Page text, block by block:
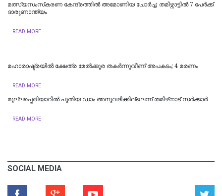
മത്സ്യസംസ്‌കരണ കേന്ദ്രത്തിൽ അമോണിയ ചോർച്ച; തമിഴ്നാട്ടിൽ 7 പേർക്ക്
ദാരുണാന്ത്യം ‌‌
READ MORE
മഹാരാഷ്ട്രയിൽ ക്ഷേത്ര മേൽക്കൂര തകർന്നുവീണ് അപകടം; 4 മരണം
READ MORE
മുല്ലപ്പെരിയാറിൽ പുതിയ ഡാം അനുവദിക്കില്ലെന്ന് തമിഴ്‌നാട് സർക്കാർ
READ MORE
SOCIAL MEDIA